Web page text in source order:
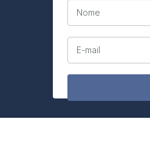
Nome
E-mail